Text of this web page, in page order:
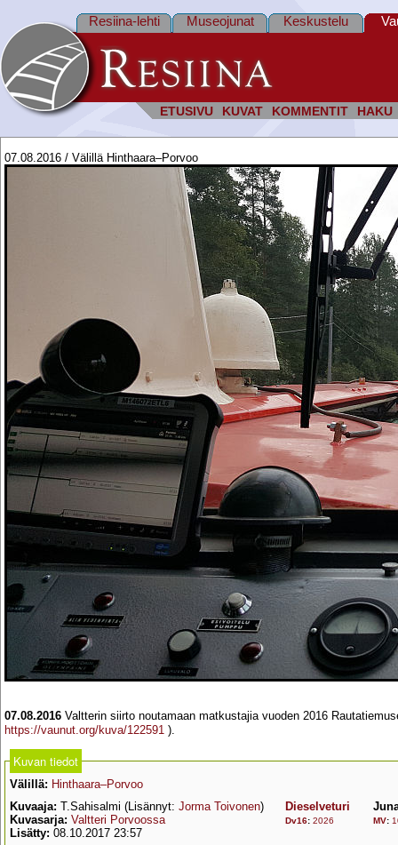
ETUSIVU KUVAT KOMMENTIT HAKU
Resiina-lehti Museojunat Keskustelu
07.08.2016 / Välillä Hinthaara–Porvoo
07.08.2016 Valtterin siirto noutamaan matkustajia vuoden 2016
https://vaunut.org/kuva/122591 ).
Kuvan tiedot
Välillä: Hinthaara–Porvoo
Kuvaaja: T.Sahisalmi (Lisännyt: Jorma Toivonen)
Kuvasarja: Valtteri Porvoossa
Lisätty: 08.10.2017 23:57
Dieselveturi
Dv16: 2026 MV: